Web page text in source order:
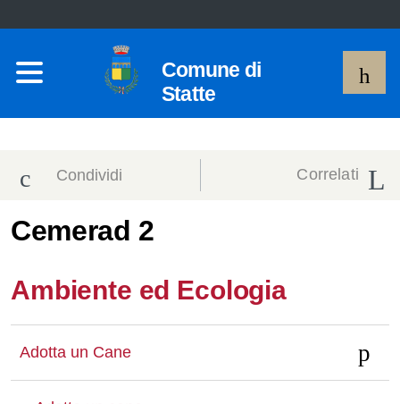
Comune di
Statte
Condividi
network
Condividi
Facebook
su
Condividi
Facebook
su
Correlati
Cemerad 2
Ambiente ed Ecologia
Adotta un Cane